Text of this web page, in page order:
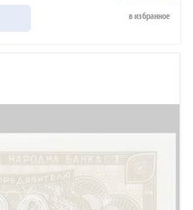
в избранное